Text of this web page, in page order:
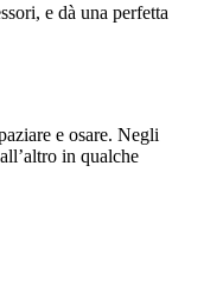
e dà una perfetta
e osare. Negli
in qualche